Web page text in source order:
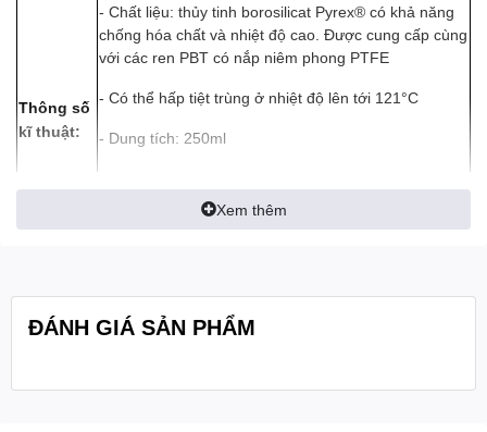
Thông số
kĩ thuật:
- Chất liệu: thủy tinh borosilicat Pyrex® có khả năng
chống hóa chất và nhiệt độ cao. Được cung cấp cùng
với các ren PBT có nắp niêm phong PTFE
- Có thể hấp tiệt trùng ở nhiệt độ lên tới 121°C
- Dung tích: 250ml
- Đường kính thân: 66mm
Quy cách
đóng gói:
1cái/hộp
Xem thêm
ĐÁNH GIÁ SẢN PHẨM